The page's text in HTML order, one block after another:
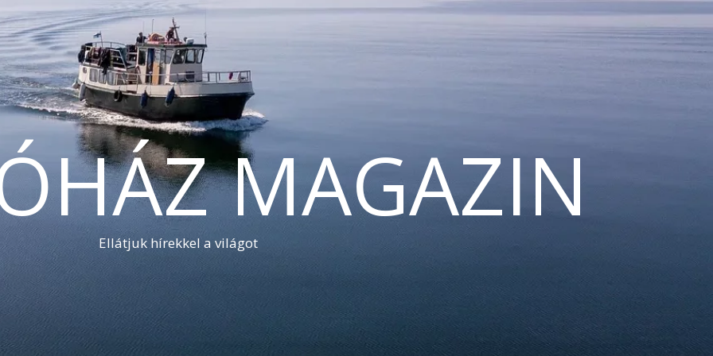
MAGAZIN
Ellátjuk hírekkel a világot